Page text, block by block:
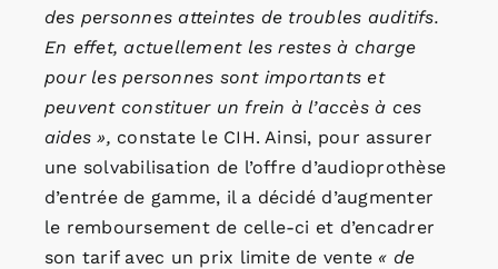
des personnes atteintes de troubles auditifs.
En effet, actuellement les restes à charge
pour les personnes sont importants et
peuvent constituer un frein à l’accès à ces
aides », constate le CIH. Ainsi, pour assurer
une solvabilisation de l’offre d’audioprothèse
d’entrée de gamme, il a décidé d’augmenter
le remboursement de celle-ci et d’encadrer
son tarif avec un prix limite de vente « de